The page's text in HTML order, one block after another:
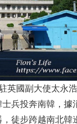
英國副大使太永
兵投奔南韓，據
徒步跨越南北韓